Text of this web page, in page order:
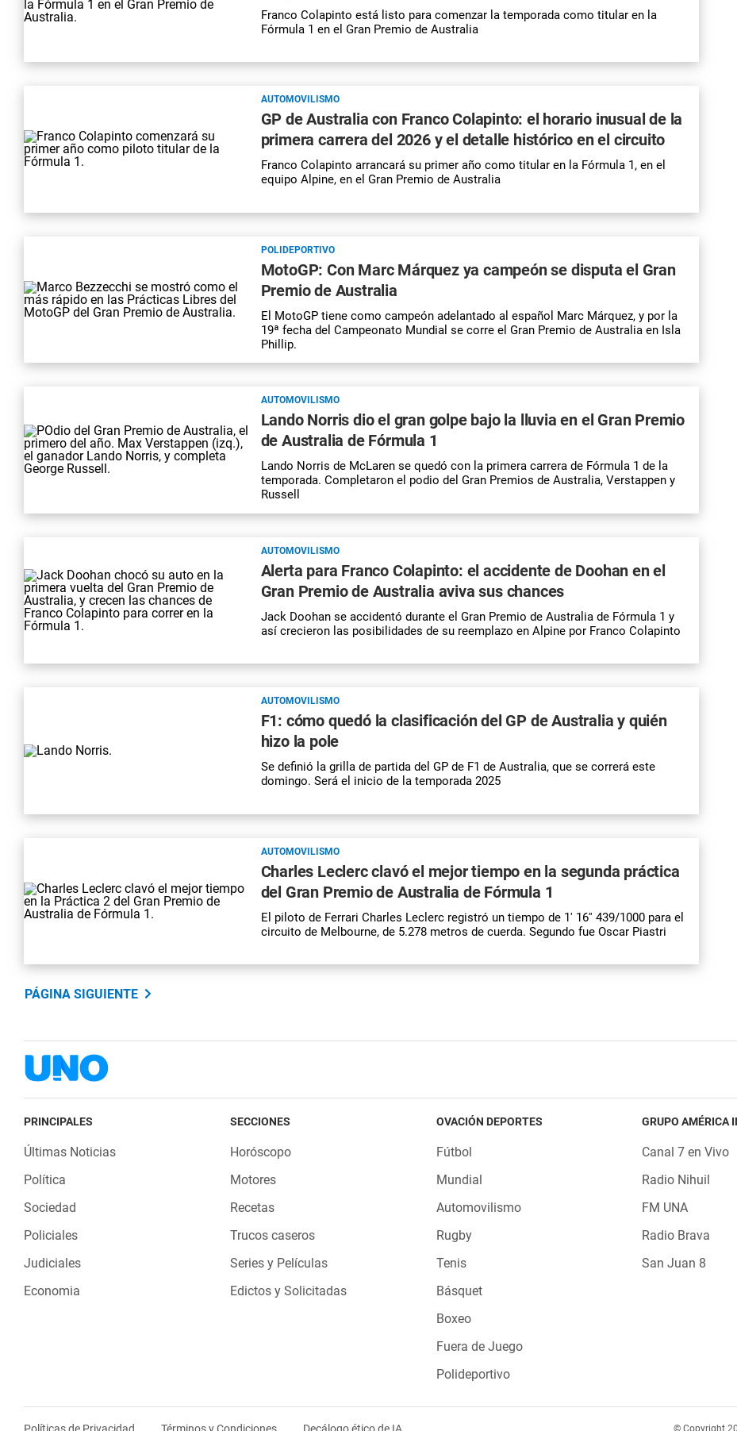
Franco Colapinto está listo para comenzar la temporada como titular en la
Fórmula 1 en el Gran Premio de Australia
AUTOMOVILISMO
GP de Australia con Franco Colapinto: el horario inusual de la
primera carrera del 2026 y el detalle histórico en el circuito
Franco Colapinto arrancará su primer año como titular en la Fórmula 1, en el
equipo Alpine, en el Gran Premio de Australia
POLIDEPORTIVO
MotoGP: Con Marc Márquez ya campeón se disputa el Gran
Premio de Australia
El MotoGP tiene como campeón adelantado al español Marc Márquez, y por la
19ª fecha del Campeonato Mundial se corre el Gran Premio de Australia en Isla
Phillip.
AUTOMOVILISMO
Lando Norris dio el gran golpe bajo la lluvia en el Gran Premio
de Australia de Fórmula 1
Lando Norris de McLaren se quedó con la primera carrera de Fórmula 1 de la
temporada. Completaron el podio del Gran Premios de Australia, Verstappen y
Russell
AUTOMOVILISMO
Alerta para Franco Colapinto: el accidente de Doohan en el
Gran Premio de Australia aviva sus chances
Jack Doohan se accidentó durante el Gran Premio de Australia de Fórmula 1 y
así crecieron las posibilidades de su reemplazo en Alpine por Franco Colapinto
AUTOMOVILISMO
F1: cómo quedó la clasificación del GP de Australia y quién
hizo la pole
Se definió la grilla de partida del GP de F1 de Australia, que se correrá este
domingo. Será el inicio de la temporada 2025
AUTOMOVILISMO
Charles Leclerc clavó el mejor tiempo en la segunda práctica
del Gran Premio de Australia de Fórmula 1
El piloto de Ferrari Charles Leclerc registró un tiempo de 1' 16'' 439/1000 para el
circuito de Melbourne, de 5.278 metros de cuerda. Segundo fue Oscar Piastri
PÁGINA SIGUIENTE
PRINCIPALES
Últimas Noticias
Política
Sociedad
Policiales
Judiciales
Economia
SECCIONES
Horóscopo
Motores
Recetas
Trucos caseros
Series y Películas
Edictos y Solicitadas
OVACIÓN DEPORTES
Fútbol
Mundial
Automovilismo
Rugby
Tenis
Básquet
Boxeo
Fuera de Juego
Polideportivo
GRUPO AMÉRICA
Canal 7 en Vivo
Radio Nihuil
FM UNA
Radio Brava
San Juan 8
© Copyright